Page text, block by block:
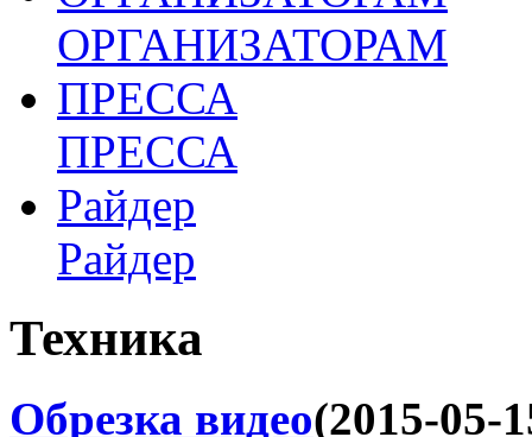
ОРГАНИЗАТОРАМ
ПРЕССА
ПРЕССА
Райдер
Райдер
Техника
Обрезка видео(2015-05-